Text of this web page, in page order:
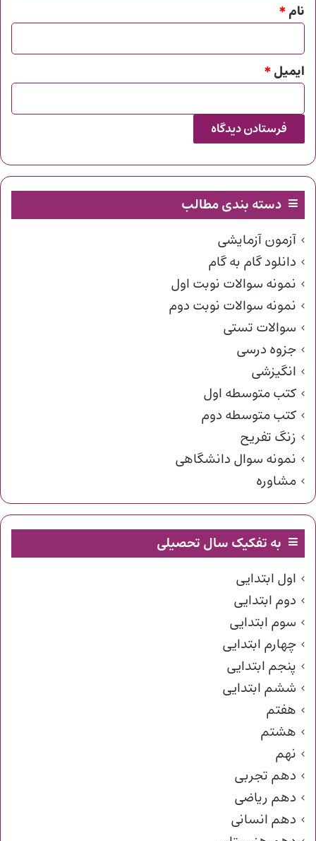
نام*
ایمیل*
دسته بندی مطالب
آزمون آزمایشی
دانلود گام به گام
نمونه سوالات نوبت اول
نمونه سوالات نوبت دوم
سوالات تستی
جزوه درسی
انگیزشی
کتب متوسطه اول
کتب متوسطه دوم
زنگ تفریح
نمونه سوال دانشگاهی
مشاوره
به تفکیک سال تحصیلی
اول ابتدایی
دوم ابتدایی
سوم ابتدایی
چهارم ابتدایی
پنجم ابتدایی
ششم ابتدایی
هفتم
هشتم
نهم
دهم تجربی
دهم ریاضی
دهم انسانی